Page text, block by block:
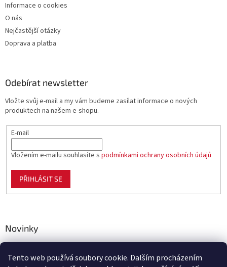
Tento web používá soubory cookie. Dalším procházením
Informace o cookies
O nás
Nejčastější otázky
Doprava a platba
Odebírat newsletter
Vložte svůj e-mail a my vám budeme zasílat informace o nových
produktech na našem e-shopu.
E-mail
Vložením e-mailu souhlasíte s podmínkami ochrany osobních údajů
PŘIHLÁSIT SE
Novinky
zahradu, chov i domácnost